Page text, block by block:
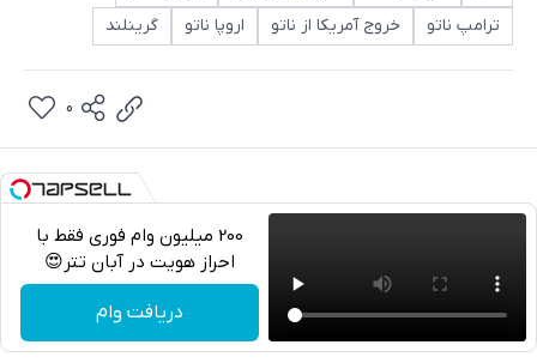
ترامپ ناتو
خروج آمریکا از ناتو اروپا ناتو گرینلند
واتساپ
0
200 میلیون وام فوری فقط با
احراز هویت در آبان تتر😍
دریافت وام